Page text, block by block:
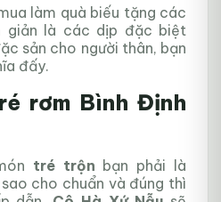
làm quà biếu tặng các
giản là các dịp đặc biệt
sản cho người thân, bạn
đấy.
rơm Bình Định
tré trộn bạn phải là
cho chuẩn và đúng thì